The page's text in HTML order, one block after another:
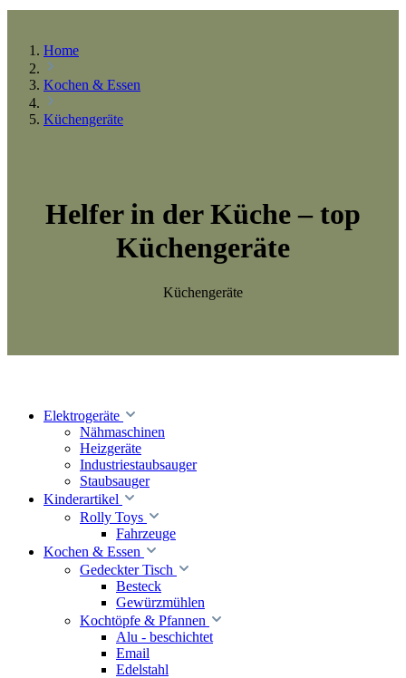
Home
Kochen & Essen
Küchengeräte
Helfer in der Küche – top
Küchengeräte
Küchengeräte
Elektrogeräte
Nähmaschinen
Heizgeräte
Industriestaubsauger
Staubsauger
Kinderartikel
Rolly Toys
Fahrzeuge
Kochen & Essen
Gedeckter Tisch
Besteck
Gewürzmühlen
Kochtöpfe & Pfannen
Alu - beschichtet
Email
Edelstahl